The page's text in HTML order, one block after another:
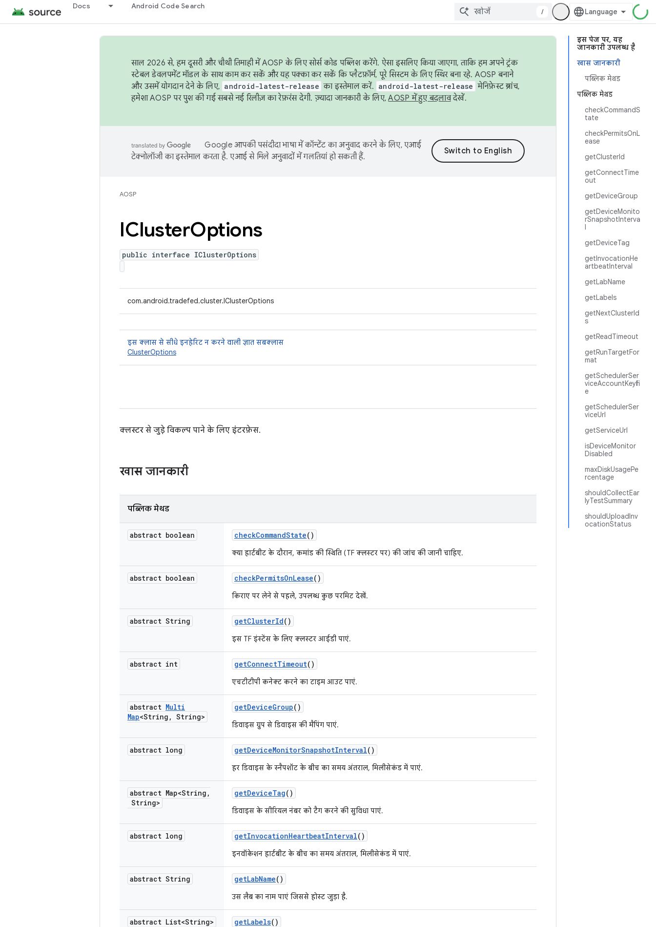
Docs Android Code Search
/
इस पेज पर, यह
जानकारी उपलब्ध है
खास जानकारी
पब्लिक मेथड
पब्लिक मेथड
checkCommandS
tate
checkPermitsOnL
ease
getClusterId
getConnectTime
out
getDeviceGroup
getDeviceMonito
rSnapshotInterva
l
getDeviceTag
getInvocationHe
artbeatInterval
getLabName
getLabels
getNextClusterId
s
getReadTimeout
getRunTargetFor
mat
getSchedulerSer
viceAccountKeyfil
e
getSchedulerSer
viceUrl
getServiceUrl
isDeviceMonitor
Disabled
maxDiskUsagePe
rcentage
shouldCollectEar
lyTestSummary
shouldUploadInv
ocationStatus
साल 2026 से, हम दूसरी और चौथी तिमाही में AOSP के लिए सोर्स कोड पब्लिश करेंगे. ऐसा इसलिए किया जाएगा, ताकि हम अपने ट्रंक
स्टेबल डेवलपमेंट मॉडल के साथ काम कर सकें और यह पक्का कर सकें कि प्लैटफ़ॉर्म, पूरे सिस्टम के लिए स्थिर बना रहे. AOSP बनाने
और उसमें योगदान देने के लिए, android-latest-release का इस्तेमाल करें. android-latest-release मेनिफ़ेस्ट ब्रांच,
हमेशा AOSP पर पुश की गई सबसे नई रिलीज़ का रेफ़रंस देगी. ज़्यादा जानकारी के लिए,AOSP में हुए बदलावदेखें.
Google आपकी पसंदीदा भाषा में कॉन्टेंट का अनुवाद करने के लिए, एआई
टेक्नोलॉजी का इस्तेमाल करता है. एआई से मिले अनुवादों में गलतियां हो सकती हैं.
AOSP
IClusterOptions
public interface IClusterOptions
com.android.tradefed.cluster.IClusterOptions
इस क्लास से सीधे इनहेरिट न करने वाली ज्ञात सबक्लास
ClusterOptions
क्लस्टर से जुड़े विकल्प पाने के लिए इंटरफ़ेस.
खास जानकारी
पब्लिक मेथड
abstract boolean checkCommandState()
क्या हार्टबीट के दौरान, कमांड की स्थिति (TF क्लस्टर पर) की जांच की जानी चाहिए.
abstract boolean checkPermitsOnLease()
किराए पर लेने से पहले, उपलब्ध कुछ परमिट देखें.
abstract String getClusterId()
इस TF इंस्टेंस के लिए क्लस्टर आईडी पाएं.
abstract int getConnectTimeout()
एचटीटीपी कनेक्ट करने का टाइम आउट पाएं.
abstract Multi
Map<String , String>
getDeviceGroup()
डिवाइस ग्रुप से डिवाइस की मैपिंग पाएं.
abstract long getDeviceMonitorSnapshotInterval()
हर डिवाइस के स्नैपशॉट के बीच का समय अंतराल, मिलीसेकंड में पाएं.
abstract Map<String ,
String>
getDeviceTag()
डिवाइस के सीरियल नंबर को टैग करने की सुविधा पाएं.
abstract long getInvocationHeartbeatInterval()
इनवॉकेशन हार्टबीट के बीच का समय अंतराल, मिलीसेकंड में पाएं.
abstract String getLabName()
उस लैब का नाम पाएं जिससे होस्ट जुड़ा है.
abstract List<String> getLabels()